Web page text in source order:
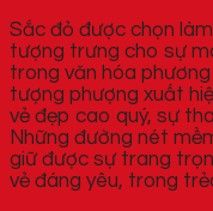
Sắc đỏ được chọn
tượng trưng cho sự
trong văn hóa
tượng phượng xuất
vẻ đẹp cao quý, sự
Những đường nét
giữ được sự trang
vẻ đáng yêu, trong